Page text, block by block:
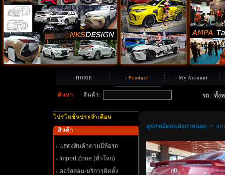
HOME Product My Account
ค้นหา: สินค้า: รถ:
ปรโมชั่นประจำเดือน
สินค้า
สดงสินค้าตามยี่ห้อรถ
Import Zone (ทั่วโลก)
คอร์สสอน-บริการติดตั้ง
อุปกรณ์ตกแต่งภายนอก> สป